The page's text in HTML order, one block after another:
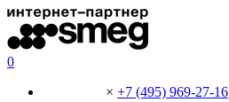
0
× +7 (495) 969-27-16